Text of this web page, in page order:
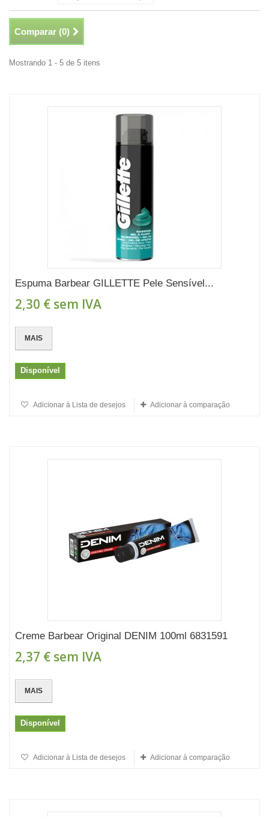
Comparar (0)
Mostrando 1 - 5 de 5 itens
Espuma Barbear GILLETTE Pele Sensível...
2,30 € sem IVA
MAIS
Disponível
Adicionar à Lista de desejos Adicionar à comparação
Creme Barbear Original DENIM 100ml 6831591
2,37 € sem IVA
MAIS
Disponível
Adicionar à Lista de desejos Adicionar à comparação